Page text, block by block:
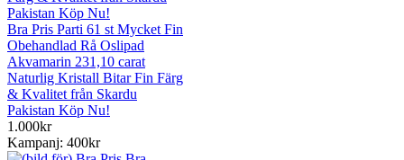
Bra Pris Parti 61 st Mycket Fin
Obehandlad Rå Oslipad
Akvamarin 231,10 carat
Naturlig Kristall Bitar Fin Färg
& Kvalitet från Skardu
Pakistan Köp Nu!
1.000kr
Kampanj: 400kr